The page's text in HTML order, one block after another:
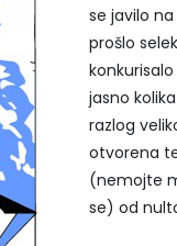
se javilo
prošlo
jasno
razlog
otvorena
(nemojte
se) od